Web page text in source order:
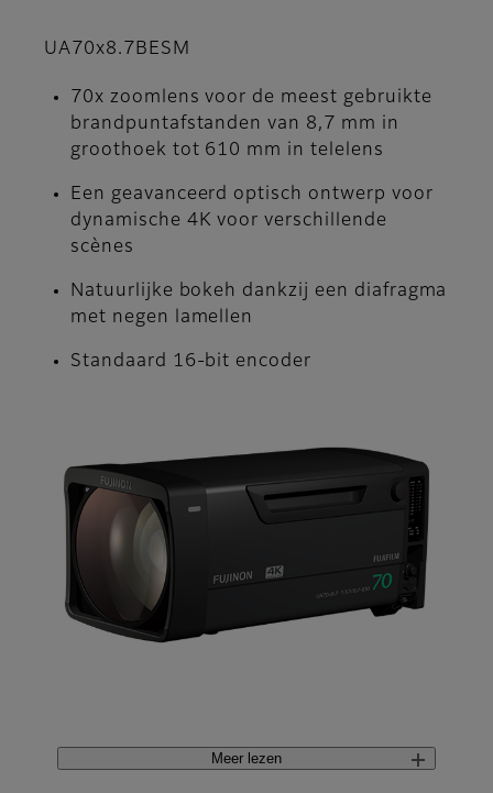
UA70x8.7BESM
70x zoomlens voor de meest gebruikte
brandpuntafstanden van 8,7 mm in
groothoek tot 610 mm in telelens
Een geavanceerd optisch ontwerp voor
dynamische 4K voor verschillende
scènes
Natuurlijke bokeh dankzij een diafragma
met negen lamellen
Standaard 16-bit encoder
Meer lezen